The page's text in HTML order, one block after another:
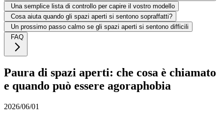
Una semplice lista di controllo per capire il vostro modello
Cosa aiuta quando gli spazi aperti si sentono sopraffatti?
Un prossimo passo calmo se gli spazi aperti si sentono difficili
FAQ
Paura di spazi aperti: che cosa è chiamato
e quando può essere agoraphobia
2026/06/01